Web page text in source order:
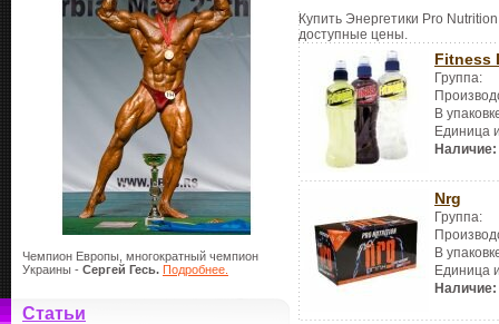
Чемпион Европы, многократный чемпион
Украины - Сергей Гесь. Подробнее.
Статьи
Купить Энергетики Pro
доступные цены.
Fitness
Группа:
В
Единица
Наличие:
Nrg
Группа:
В
Единица
Наличие: